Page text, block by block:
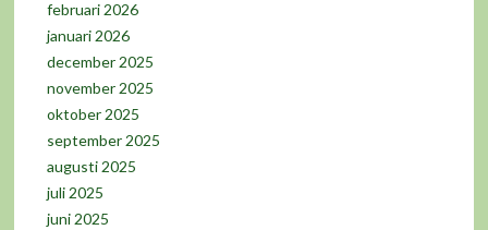
februari 2026
januari 2026
december 2025
november 2025
oktober 2025
september 2025
augusti 2025
juli 2025
juni 2025